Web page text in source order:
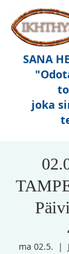
SANA
joka
ma 02.5.
  |